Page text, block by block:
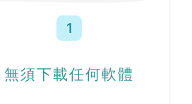
1
無須下載任何軟體